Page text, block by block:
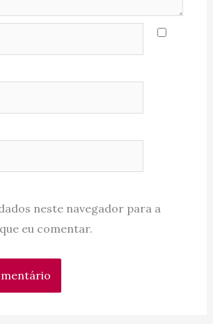
neste navegador para a
eu comentar.